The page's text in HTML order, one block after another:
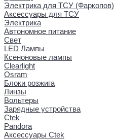
Электрика для ТСУ (Фаркопов)
Аксессуары для ТСУ
Электрика
Автономное питание
Свет
LED Лампы
Ксеноновые лампы
Clearlight
Osram
Блоки розжига
Линзы
Вольтеры
Зарядные устройства
Ctek
Pandora
Аксессуары Ctek